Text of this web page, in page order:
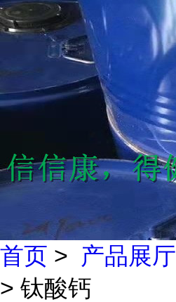
首页 > 产品展厅
> 钛酸钙